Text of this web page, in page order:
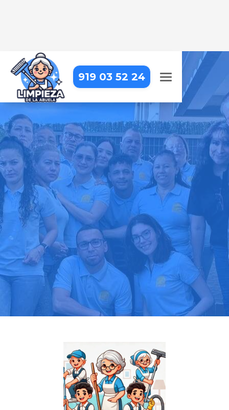
919 03 52 24
LIMPIEZA COMERCIAL EN
MORALZARZAL
Limpieza comercial confiable con
resultados que puedes ver y en los
que puedes confiar
Pide tu presupuesto gratis
Llama hoy: 919 03 52 24
Más de 1000 clientes confían en nosotros
⭐⭐⭐⭐⭐